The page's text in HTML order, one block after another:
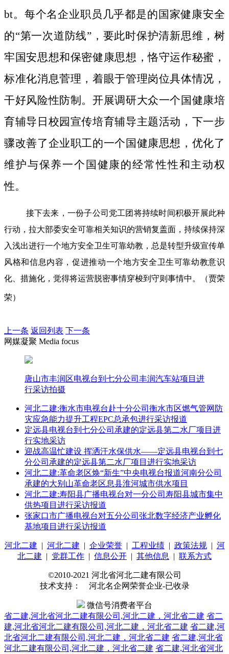
bt。 每个名企业职员几乎都是的国家健康安全
的“第一次道防线”，要此时保护清新思维，树
牢国安思想和保密健康思想，恪守运作秘蜜，
标准化消息菅理，着眼于管理岗位具体情况，
干好风险性防制。开展调研大众一个国健康培
育辅导日校园宣传培育辅导主题活动，下一步
骤改善了企业职工的一个国健康思想，优化了
维护与保养一个国健康的经常性性和主动权
性。
接下去来，一份子公司党工团将持续时间积极开展此种
行动，拉大部委安全可靠相关知识的营销复盖面，持续保持深
入浅出进行一个地方安全卫生可靠幼教，总是转型升级宣传单
风格和信息内容，促进推动一个地方安全卫生可靠幼教意识
化、措施化，觉得将运营脱密事情穿梭到守则事情中。（贾荣
荣）
上一条 返回列表 下一条
网媒凝聚 Media focus
唐山市丰润区电视台到七分公司丰润汽车站项目进
行采访拍摄
河北二建:衡水市电视台赴十分公司衡水市区燃气管网防
灾应急能力提升工程EPC总承包进行采访报道
定远县电视台到七分公司承建的定远县第二水厂项目进
行实地采访
迎战高温忙建设 挥洒汗水保供水——定远县电视台到七
分公司承建的定远县第二水厂项目进行实地采访
河北二建:革命老区焕“新生”中央电视台报道河南分公司
承建的大别山革命老区息县淮河城市供水项目
河北二建:寿阳县广播电视台对一分公司寿阳县城市集中
供热项目进行采访报道
张家口市广播电视台对五分公司张北数字经济产业孵化
基地项目进行采访报道
河北二建 | 河北二建 | 企业荣誉| 工程业绩| 政策法规| 河
北二建 | 党群工作 | 信息公开 | 其他信息 | 联系方式
©2010-2021 河北省河北二建有限公司
技术支持： 河北名企网荣誉企业-已收录
微信号消费者平台
省二建,河北省河北二建有限公司,河北二建，河北省二建 省二
建,河北省河北二建有限公司,河北二建，河北省二建 省二建,河
北省河北二建有限公司,河北二建，河北省二建 省二建,河北省
河北二建有限公司,河北二建，河北省二建 省二建,河北省河北